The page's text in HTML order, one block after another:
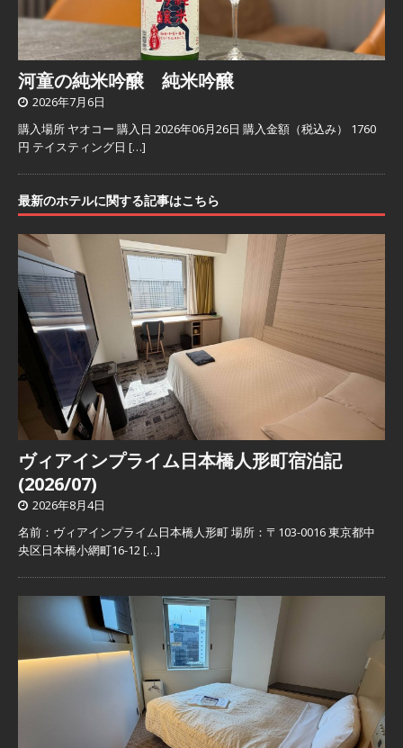
河童の純米吟醸 純米吟醸
2026年7月6日
購入場所 ヤオコー 購入日 2026年06月26日 購入金額（税込み） 1760
円 テイスティング日 […]
最新のホテルに関する記事はこちら
ヴィアインプライム日本橋人形町宿泊記
(2026/07)
2026年8月4日
名前：ヴィアインプライム日本橋人形町 場所：〒103-0016 東京都中
央区日本橋小網町16-12[…]